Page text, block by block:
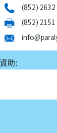
(852) 2632
(852)
資助: